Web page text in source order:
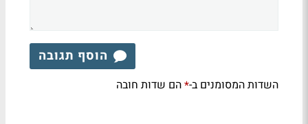
הוסף תגובה
השדות המסומנים ב-*הם שדות חובה